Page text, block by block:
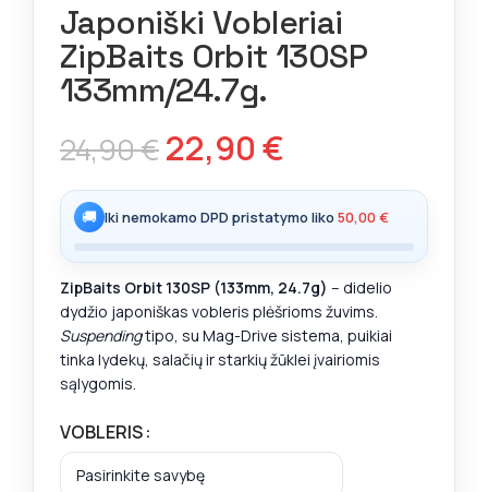
Japoniški Vobleriai
ZipBaits Orbit 130SP
133mm/24.7g.
24,90€22,90€
🚚 Iki nemokamo DPD pristatymo liko 50,00€
ZipBaits Orbit 130SP (133mm, 24.7g) – didelio
dydžio japoniškas vobleris plėšrioms žuvims.
Suspendingtipo, su Mag-Drive sistema, puikiai
tinka lydekų, salačių ir starkių žūklei įvairiomis
sąlygomis.
VOBLERIS